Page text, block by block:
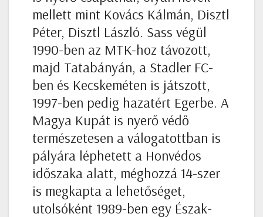
mellett mint Kovács Kálmán, Disztl
Péter, Disztl László. Sass végül
1990-ben az MTK-hoz távozott,
majd Tatabányán, a Stadler FC-
ben és Kecskeméten is játszott,
1997-ben pedig hazatért Egerbe. A
Magya Kupát is nyerő védő
természetesen a válogatottban is
pályára léphetett a Honvédos
időszaka alatt, méghozzá 14-szer
is megkapta a lehetőséget,
utolsóként 1989-ben egy Észak-